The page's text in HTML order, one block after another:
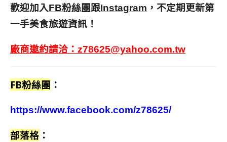
歡迎加入FB粉絲團跟Instagram ，不定期更新第
一手美食旅遊資訊！
廠商邀約請洽： z78625@yahoo.com.tw
FB粉絲團 ：
https://www.facebook.com/z78625/
部落格 ：